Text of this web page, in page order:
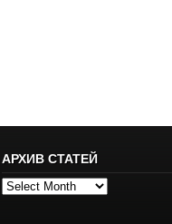
АРХИВ СТАТЕЙ
Архив